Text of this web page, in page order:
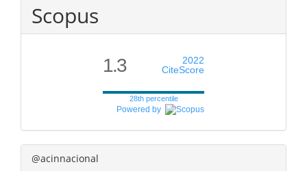
Scopus
1.3
2022
CiteScore
28th percentile
Powered by
@acinnacional